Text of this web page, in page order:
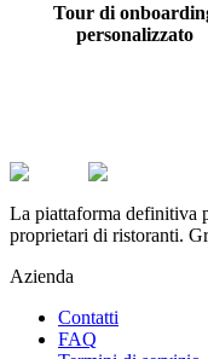
Tour di
personalizzato
La piattaforma definitiva
proprietari di ristoranti.
Azienda
Contatti
FAQ